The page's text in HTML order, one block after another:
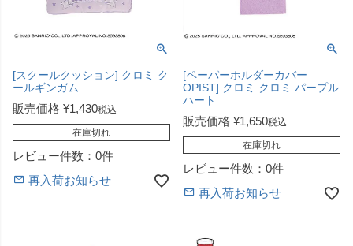
[スクールクッション] クロミ ク
ールギンガム
販売価格 ¥1,430税込
在庫切れ
レビュー件数：0件
再入荷お知らせ
[ペーパーホルダーカバー
OPIST] クロミ クロミ パープル
ハート
販売価格 ¥1,650税込
在庫切れ
レビュー件数：0件
再入荷お知らせ